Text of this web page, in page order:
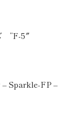
”F-5″
– Sparkle-FP –